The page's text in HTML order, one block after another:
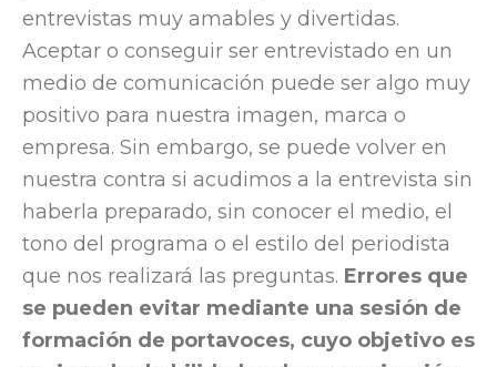
entrevistas muy amables y divertidas.
Aceptar o conseguir ser entrevistado en un
medio de comunicación puede ser algo muy
positivo para nuestra imagen, marca o
empresa. Sin embargo, se puede volver en
nuestra contra si acudimos a la entrevista sin
haberla preparado, sin conocer el medio, el
tono del programa o el estilo del periodista
que nos realizará las preguntas. Errores que
se pueden evitar mediante una sesión de
formación de portavoces, cuyo objetivo es